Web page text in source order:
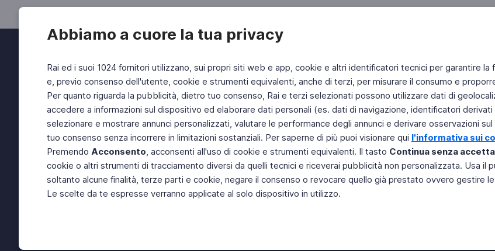
Abbiamo a cuore la tua privacy
Rai ed i suoi 1024 fornitori utilizzano, sui propri siti web e app, cookie e altri identificatori tecnici per garantire
e, previo consenso dell'utente, cookie e strumenti equivalenti, anche di terzi, per misurare il consumo e
Per quanto riguarda la pubblicità, dietro tuo consenso, Rai e terzi selezionati possono utilizzare dati di
accedere a informazioni sul dispositivo ed elaborare dati personali (es. dati di navigazione, identificatori
selezionare e mostrare annunci personalizzati, valutare le performance degli annunci e derivare osservazioni
tuo consenso senza incorrere in limitazioni sostanziali. Per saperne di più puoi visionare qui l'informativa sui
Premendo Acconsento, acconsenti all'uso di cookie e strumenti equivalenti. Il tasto Continua senza
cookie o altri strumenti di tracciamento diversi da quelli tecnici e riceverai pubblicità non personalizzata. Usa il
soltanto alcune finalità, terze parti e cookie, negare il consenso o revocare quello già prestato ovvero gestire
Le scelte da te espresse verranno applicate al solo dispositivo in utilizzo.